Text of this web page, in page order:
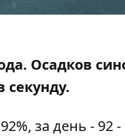
Осадков
секунду.
за день - 92